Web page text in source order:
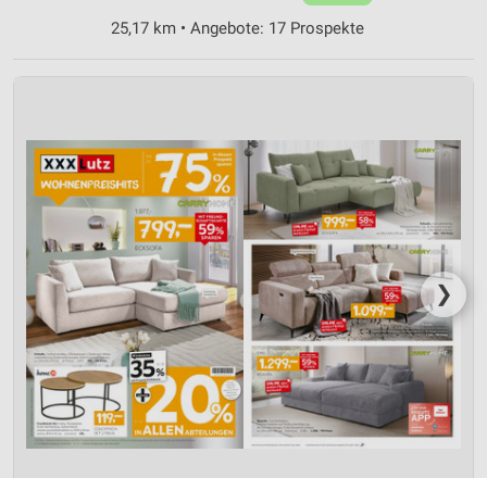
25,17 km • Angebote: 17 Prospekte
❯